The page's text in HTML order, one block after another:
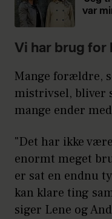
var
Vi har brug for
Mange forældre,
mistrivsel, bliver
mange ender
"Det har ikke
enormt meget
er sat en endnu
kan klare ting
siger Lene og